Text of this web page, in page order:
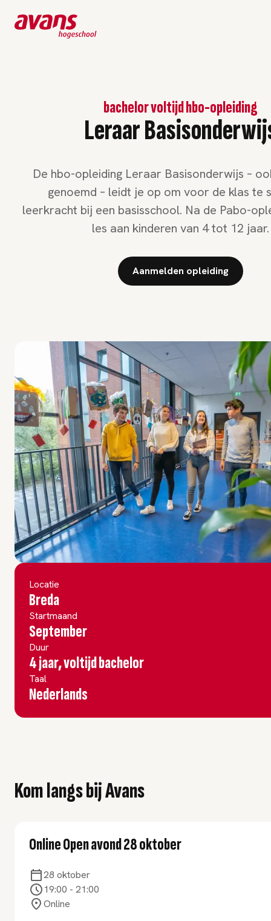
Leraar
bachelor voltijd hbo-opleiding
De hbo-opleiding Leraar Basisonderwijs –
genoemd – leidt je op om voor de klas te
leerkracht bij een basisschool. Na de Pabo-
les aan kinderen van 4 tot 12 jaar.
Aanmelden opleiding
Locatie
Breda
Startmaand
September
Duur
4 jaar, voltijd bachelor
Taal
Nederlands
Kom langs bij Avans
Online Open avond 28 oktober
28 oktober
19:00 - 21:00
Online